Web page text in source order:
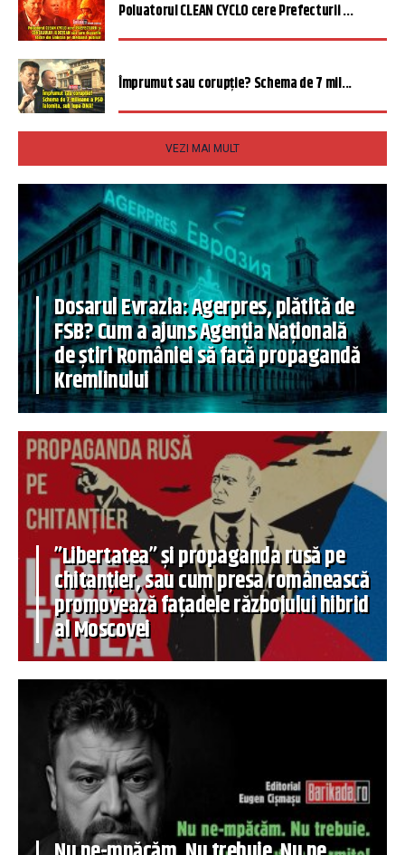
Poluatorul CLEAN CYCLO cere Prefecturii ...
Împrumut sau corupție? Schema de 7 mil...
VEZI MAI MULT
Dosarul Evrazia: Agerpres, plătită de
FSB? Cum a ajuns Agenția Națională
de știri României să facă propagandă
Kremlinului
”Libertatea” și propaganda rusă pe
chitanțier, sau cum presa românească
promovează fațadele războiului hibrid
al Moscovei